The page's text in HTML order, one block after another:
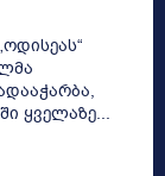
ყველაზე...